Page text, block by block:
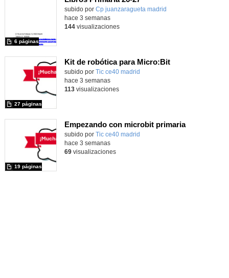
subido por Cp juanzaragueta madrid
6 páginas
hace 3 semanas
144visualizaciones
Kit de robótica para Micro:Bit
Contenido educativo.
subido por Tic ce40 madrid
27 páginas
hace 3 semanas
113visualizaciones
Empezando con microbit primaria
Contenido educativo.
subido por Tic ce40 madrid
19 páginas
hace 3 semanas
69visualizaciones